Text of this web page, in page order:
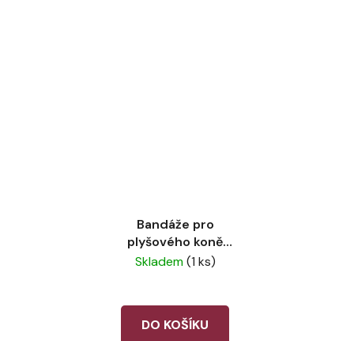
Bandáže pro
plyšového koně
LeMieux Mallow
Skladem(1 ks)
DO KOŠÍKU